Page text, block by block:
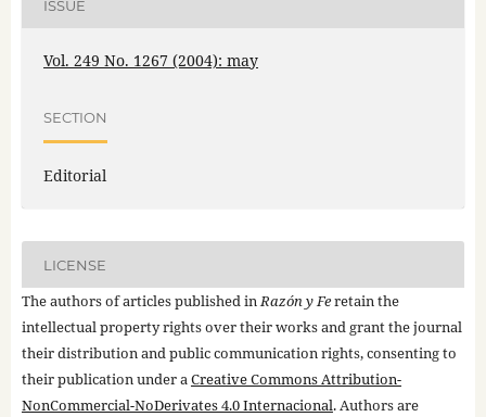
ISSUE
Vol. 249 No. 1267 (2004): may
SECTION
Editorial
LICENSE
The authors of articles published inRazón y Feretain the
intellectual property rights over their works and grant the journal
their distribution and public communication rights, consenting to
their publication under aCreative Commons Attribution-
NonCommercial-NoDerivates 4.0 Internacional. Authors are